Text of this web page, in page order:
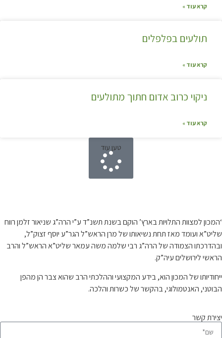
קרא עוד »
תולעים בפלפלים
קרא עוד »
ניקוי כרוב אדום חתוך מתולעים
קרא עוד »
טען עוד
‘המכון למצוות התלויות בארץ’ הוקם בשנת תשנ”ד ע”י הרה”ג שניאור זלמן רווח
שליט”א ועומד מאז תחת נשיאותו של מרן הראש”ל הגר”ע יוסף זצוק”ל,
ובהדרכתו הצמודה של הרה”ג רבי שלמה משה עמאר שליט”א הראש”ל והרב
הראשי לירושלים עיה”ק.
ייחודיותו של המכון הוא, בידע המקצועי וההלכתי הרב שהוא צבר הן מהפן
הבוטני, האנטמולוגי, בהקשר של כשרות והלכה.
יצירת קשר